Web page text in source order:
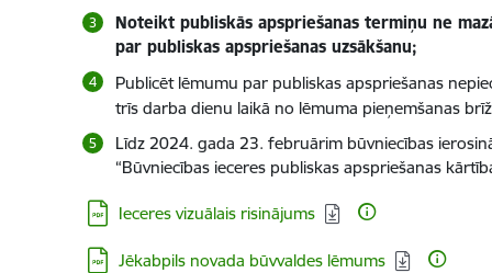
Noteikt publiskās apspriešanas termiņu ne
par publiskas apspriešanas uzsākšanu;
Publicēt lēmumu par publiskas apspriešanas
trīs darba dienu laikā no lēmuma pieņemšanas
Līdz 2024. gada 23. februārim būvniecības
“Būvniecības ieceres publiskas apspriešanas
Lejupielādēt:
Ieceres vizuālais risinājums
Lejupielādēt:
Jēkabpils novada būvvaldes lēmums